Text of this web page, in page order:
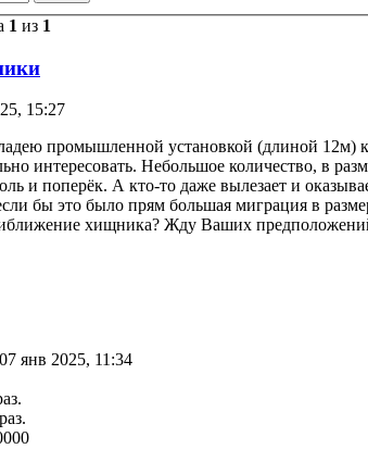
1 из 1
15:27
промышленной установкой (длиной 12м)
интересовать. Небольшое количество, в
и поперёк. А кто-то даже вылезает и
бы это было прям большая миграция в
хищника? Жду Ваших
07 янв 2025, 11:34